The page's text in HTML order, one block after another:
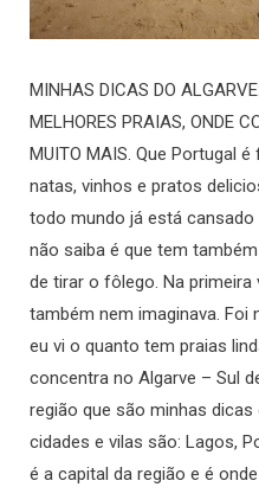
MINHAS DICAS DO
MELHORES PRAIAS, ONDE
MUITO MAIS. Que Portugal
natas, vinhos e pratos
todo mundo já está cansado
não saiba é que tem
de tirar o fôlego. Na primeira
também nem imaginava. Foi
eu vi o quanto tem praias
concentra no Algarve – Sul
região que são minhas
cidades e vilas são: Lagos,
é a capital da região e é